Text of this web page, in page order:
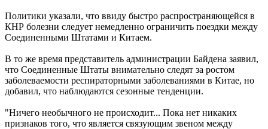
Политики указали, что ввиду быстро распространяющейся в
КНР болезни следует немедленно ограничить поездки между
Соединенными Штатами и Китаем.
В то же время представитель администрации Байдена заявил,
что Соединенные Штаты внимательно следят за ростом
заболеваемости респираторными заболеваниями в Китае, но
добавил, что наблюдаются сезонные тенденции.
"Ничего необычного не происходит... Пока нет никаких
признаков того, что является связующим звеном между